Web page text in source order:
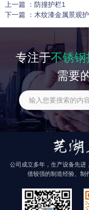
上一篇 ： 防撞护栏1
下一篇 ： 木纹漆金属景观
相关产品
找
专注于不锈
需要
公司成立多年，生产设备先进
借较强的制造经验、制